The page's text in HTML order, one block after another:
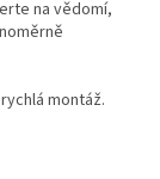
na vědomí,
montáž.